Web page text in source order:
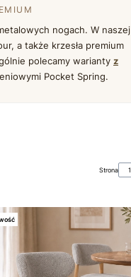
nogach. W naszej
a także krzesła premium
polecamy warianty z
Pocket Spring.
Strona